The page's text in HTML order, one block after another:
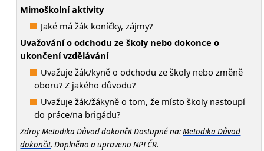
Mimoškolní aktivity
Jaké má žák koníčky, zájmy?
Uvažování o odchodu ze školy nebo dokonce o
ukončení vzdělávání
Uvažuje žák/kyně o odchodu ze školy nebo změně
oboru? Z jakého důvodu?
Uvažuje žák/žákyně o tom, že místo školy nastoupí
do práce/na brigádu?
Zdroj: Metodika Důvod dokončit Dostupné na:Metodika Důvod
dokončit. Doplněno a upraveno NPI ČR.